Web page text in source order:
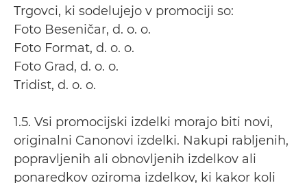
Trgovci, ki sodelujejo v promociji so:
Foto Beseničar, d. o. o.
Foto Format, d. o. o.
Foto Grad, d. o. o.
Tridist, d. o. o.
1.5. Vsi promocijski izdelki morajo biti novi,
originalni Canonovi izdelki. Nakupi rabljenih,
popravljenih ali obnovljenih izdelkov ali
ponaredkov oziroma izdelkov, ki kakor koli